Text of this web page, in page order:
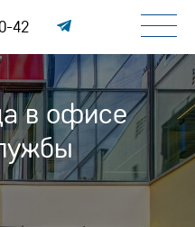
42
в офисе